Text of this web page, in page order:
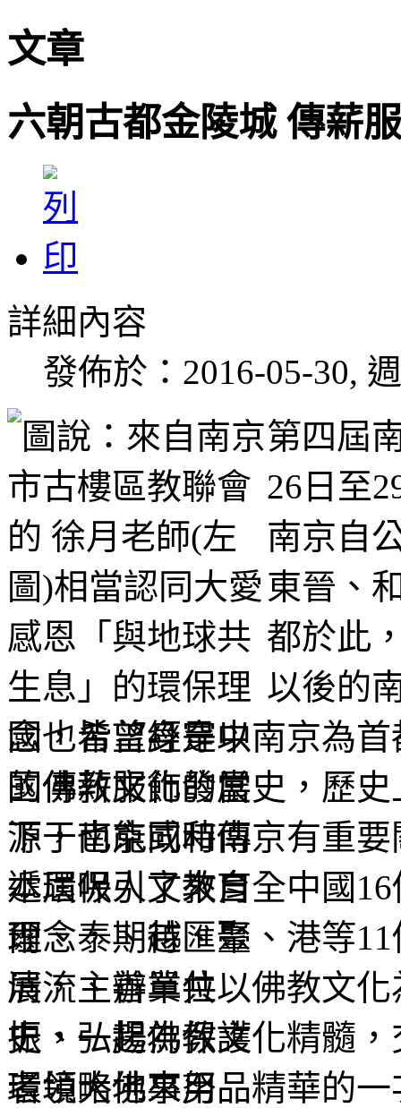
文章
六朝古都金陵城 傳薪
詳細內容
發佈於：2016-05-30,
第四屆
26日至
南京自
東晉、
都於此
以後的
國也皆曾經是以南京為
的佛教文化發展史，歷
源于南京或和南京有重
本屆吸引了來自全中國
爾、泰、越、臺、港等
展，主辦單位以佛教文
史、弘揚佛教文化精髓
者領略佛事用品精華的